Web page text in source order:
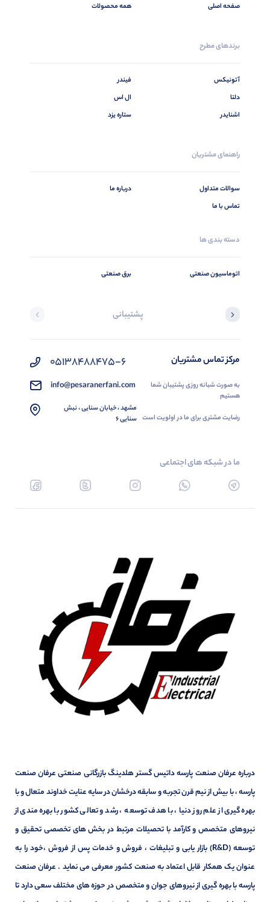
صفحه اصلی همه محصولات
برندهای مطرح
آتونیکس
دلتا
اشنایدر
فیندر
ال اس
ستاره یزد
راهنمای مشتریان
سوالات متداول
تماس با ما
درباره ما
دسته بندی ها
اتوماسیون صنعتی برق صنعتی
پشتیبانی
مرکز تماس مشتریان
به صورت شبانه روزی پشتیبان شما
هستیم
رضایت مشتری برای ما در اولویت است
05138488475-6
info@pesaranerfani.com
مشهد ، خیابان سنایی ، نبش
سنایی 6
ما در شبکه های اجتماعی
درباره عرفان صنعت پارسه داتیس گستر هلدینگ بازرگانی صنعتی عرفان صنعت
پارسه ، با بیش از نیم قرن تجربه و سابقه درخشان در سایه عنایت خداوند متعال و با
بهره گیری از علم روز دنیا ، با هدف توسعه ، رشد و تعالی کشور با بهره مندی از
نیروهای متخصص و کارآمد با تحصیلات مرتبط در بخش های تخصصی تحقیق و
توسعه (R&D) بازار یابی و تبلیغات ، فروش و خدمات پس از فروش ،خود را به
عنوان یک همکار قابل اعتماد به صنعت کشور معرفی می نماید . عرفان صنعت
پارسه با بهره گیری از نیروهای جوان و متخصص در حوزه های مختلف سعی دارد تا